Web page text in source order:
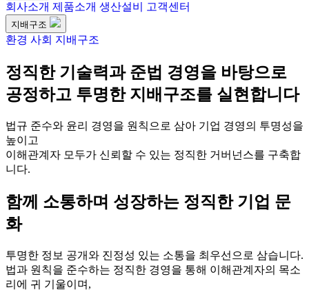
회사소개 제품소개 생산설비 고객센터
지배구조
환경 사회 지배구조
정직한 기술력과 준법 경영을 바탕으로
공정하고 투명한 지배구조를 실현합니다
법규 준수와 윤리 경영을 원칙으로 삼아 기업 경영의 투명성을
높이고
이해관계자 모두가 신뢰할 수 있는 정직한 거버넌스를 구축합
니다.
함께 소통하며 성장하는 정직한 기업 문
화
투명한 정보 공개와 진정성 있는 소통을 최우선으로 삼습니다.
법과 원칙을 준수하는 정직한 경영을 통해 이해관계자의 목소
리에 귀 기울이며,